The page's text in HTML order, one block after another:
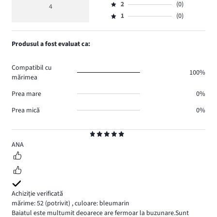
5
ANA
Achiziție verificată
mărime: 52 (potrivit) ,culoare: bleumarin
Baiatul este multumit deoarece are fermoar la buzunare.Sunt
medie
4
de
voturi
4.
numărul
de
0.
3,
numărul
Evaluare
2,
2
(0)
Evaluare
1,
1 (0)
Produsul a fost evaluat ca:
Compatibil cu
mărimea
100%
Prea mare
0%
Prea mică
0%